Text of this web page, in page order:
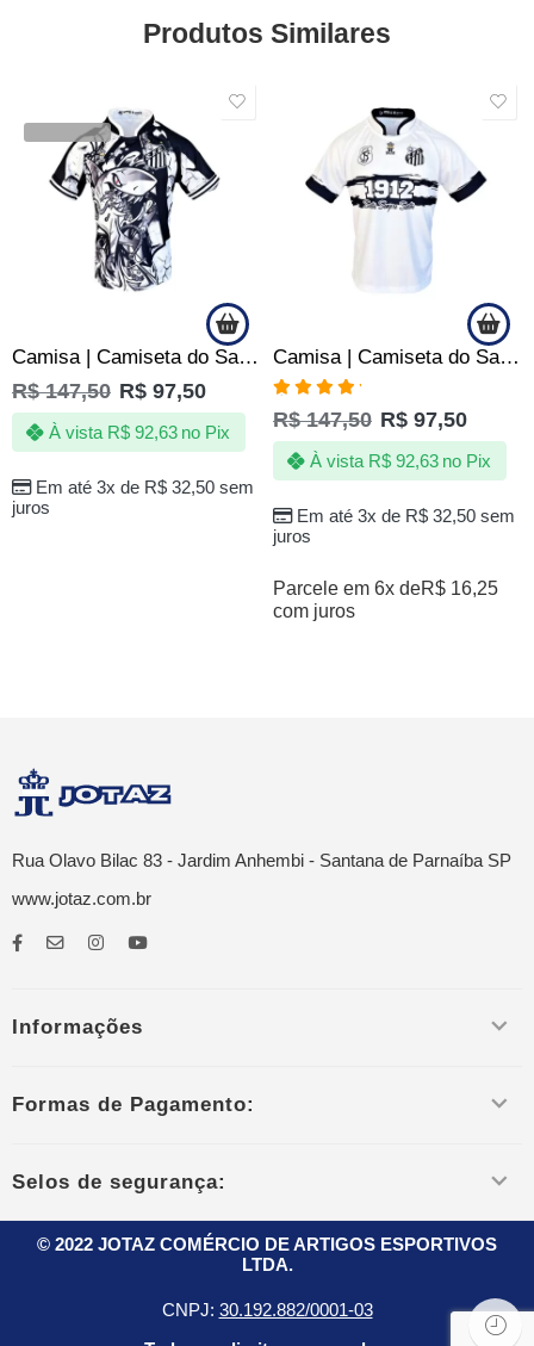
Produtos Similares
VENDIDOS
Camisa | Camiseta do Santos Infantil – Jotaz – Produto Oficial
R$147,50 R$ 97,50
Em até 3x de R$32,50sem
juros
À vista R$92,63 no Pix
Camisa | Camiseta do Santos Infantil – Jotaz – Produto Oficial
Avaliação
5.00de 5
R$147,50 R$ 97,50
Em até 3x de R$32,50sem
juros
À vista R$92,63 no Pix
Parcele em 6x deR$ 16,25
com juros
Rua Olavo Bilac 83 - Jardim Anhembi - Santana de Parnaíba SP
www.jotaz.com.br
Informações
Formas de Pagamento:
Selos de segurança:
© 2022 JOTAZ COMÉRCIO DE ARTIGOS ESPORTIVOS
LTDA.
CNPJ: 30.192.882/0001-03